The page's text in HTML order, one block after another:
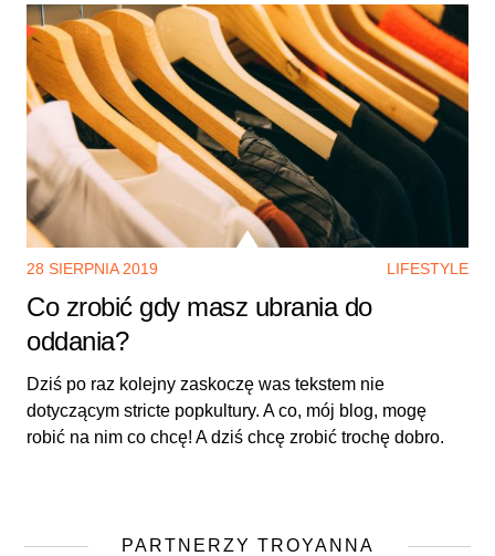
28 SIERPNIA 2019 LIFESTYLE
Co zrobić gdy masz ubrania do
oddania?
Dziś po raz kolejny zaskoczę was tekstem nie
dotyczącym stricte popkultury. A co, mój blog, mogę
robić na nim co chcę! A dziś chcę zrobić trochę dobro.
PARTNERZY TROYANNA